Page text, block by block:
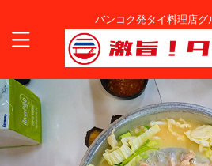
バンコク発タイ料理店グ